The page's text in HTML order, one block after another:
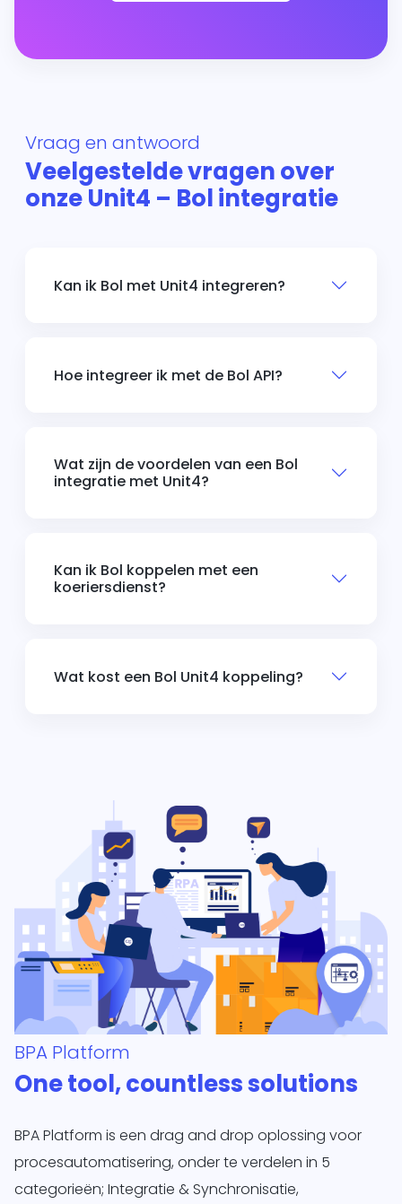
Vraag en antwoord
Veelgestelde vragen over
onze Unit4 – Bol integratie
Kan ik Bol met Unit4 integreren?
Hoe integreer ik met de Bol API?
Wat zijn de voordelen van een Bol
integratie met Unit4?
Kan ik Bol koppelen met een
koeriersdienst?
Wat kost een Bol Unit4 koppeling?
BPA Platform
One tool, countless solutions
BPA Platform is een drag and drop oplossing voor
procesautomatisering, onder te verdelen in 5
categorieën; Integratie & Synchronisatie,